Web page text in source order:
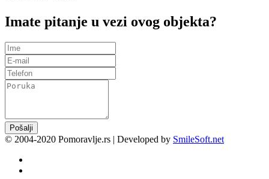
Imate pitanje u vezi ovog objekta?
Pošalji
© 2004-2020 Pomoravlje.rs | Developed by SmileSoft.net